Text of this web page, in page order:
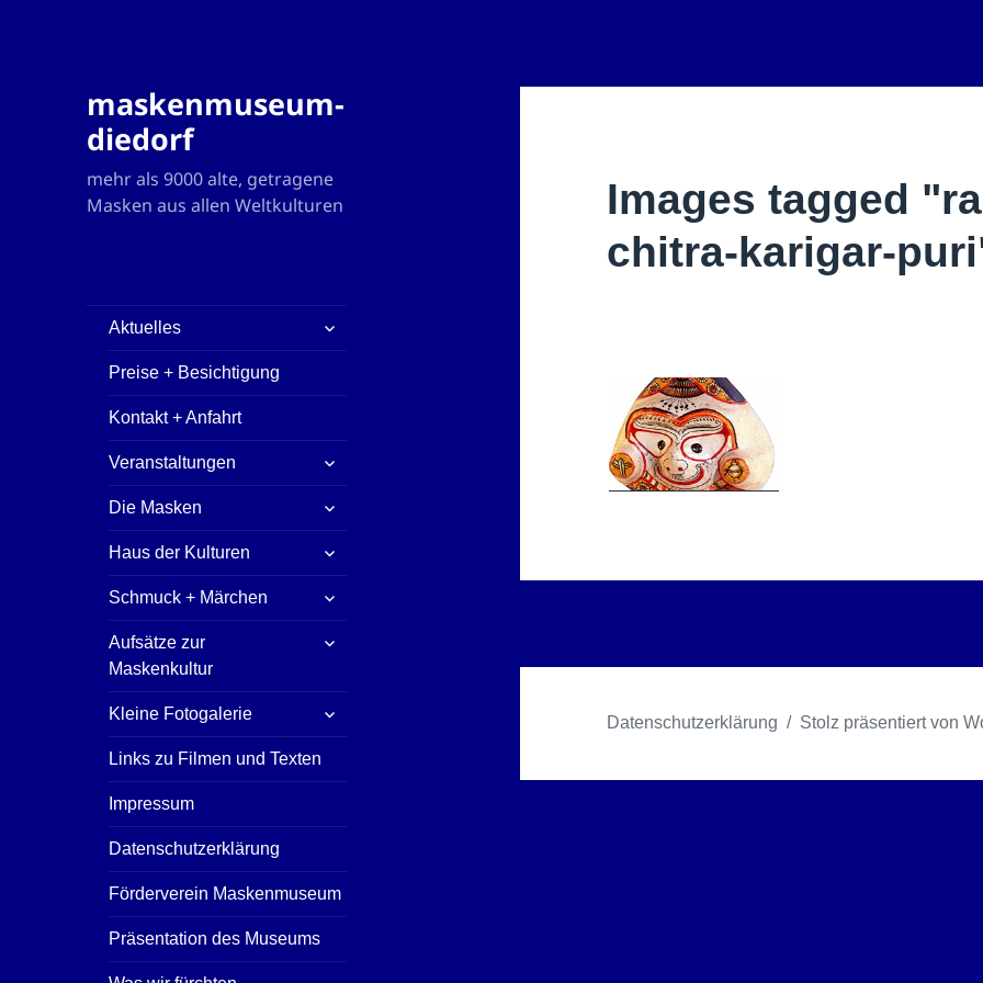
maskenmuseum-
diedorf
mehr als 9000 alte, getragene
Masken aus allen Weltkulturen
Aktuelles
untermenü
öffnen
Preise + Besichtigung
Kontakt + Anfahrt
Veranstaltungen
untermenü
öffnen
Die Masken
untermenü
öffnen
Haus der Kulturen
untermenü
öffnen
Schmuck + Märchen
untermenü
öffnen
Aufsätze zur
Maskenkultur
untermenü
Kleine Fotogalerie
untermenü
öffnen
Links zu Filmen und Texten
Impressum
Datenschutzerklärung
Förderverein Maskenmuseum
Präsentation des Museums
Images tagged
chitra-karigar-
Datenschutzerklärung Stolz präsentiert von